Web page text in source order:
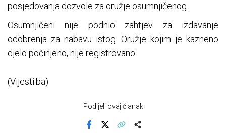
posjedovanja dozvole za oružje osumnjičenog.
Osumnjičeni nije podnio zahtjev za izdavanje
odobrenja za nabavu istog. Oružje kojim je kazneno
djelo počinjeno, nije registrovano
(Vijesti.ba)
Podijeli ovaj članak